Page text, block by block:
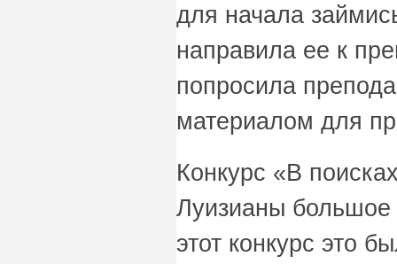
для начала
направила ее к
попросила
материалом для
Конкурс «В
Луизианы большое
этот конкурс это